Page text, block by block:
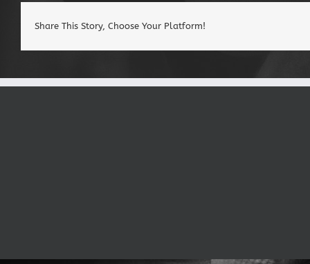
Share This Story, Choose Your Platform!